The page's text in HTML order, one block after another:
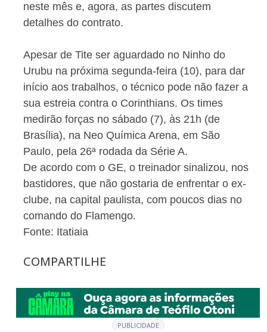
neste mês e, agora, as partes discutem
detalhes do contrato.
Apesar de Tite ser aguardado no Ninho do
Urubu na próxima segunda-feira (10), para dar
início aos trabalhos, o técnico pode não fazer a
sua estreia contra o Corinthians. Os times
medirão forças no sábado (7), às 21h (de
Brasília), na Neo Química Arena, em São
Paulo, pela 26ª rodada da Série A.
De acordo com o GE, o treinador sinalizou, nos
bastidores, que não gostaria de enfrentar o ex-
clube, na capital paulista, com poucos dias no
comando do Flamengo.
Fonte: Itatiaia
COMPARTILHE
PUBLICIDADE